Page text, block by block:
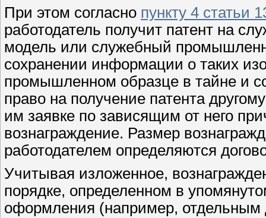
При этом согласно пункту 4 статьи
работодатель получит патент на
модель или служебный
сохранении информации о таких
промышленном образце в тайне и
право на получение патента
им заявке по зависящим от него
вознаграждение. Размер
работодателем определяются
Учитывая изложенное,
порядке, определенном в
оформления (например, отдельным